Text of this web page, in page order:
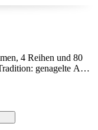
4 Reihen und 80
genagelte A
Spieler.